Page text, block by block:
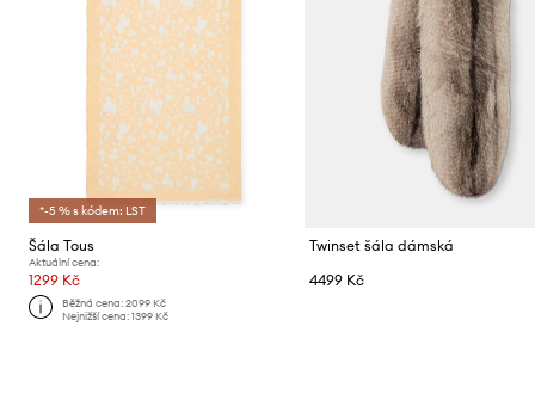
*-5 % s kódem: LST
Šála Tous
Aktuální cena:
1299 Kč
Běžná cena:2099 Kč
Nejnižší cena:1399 Kč
Twinset šála dámská
4499 Kč